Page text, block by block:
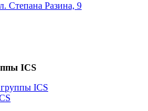
Степана Разина, 9
ICS
ICS